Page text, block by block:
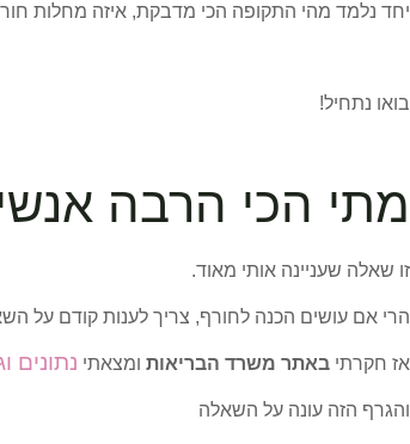
יחד נלמד מהי התקופה הכי מדבקת, איזה מחלות
בואו נתחיל!
מתי הכי הרבה
זו שאלה שעניינה אותי מאוד.
הרי אם עושים הכנה לחורף, צריך לענות קודם על
אז חקרתי באתר משרד הבריאות ומצאתי נתונים
והגרף הזה עונה על השאלה